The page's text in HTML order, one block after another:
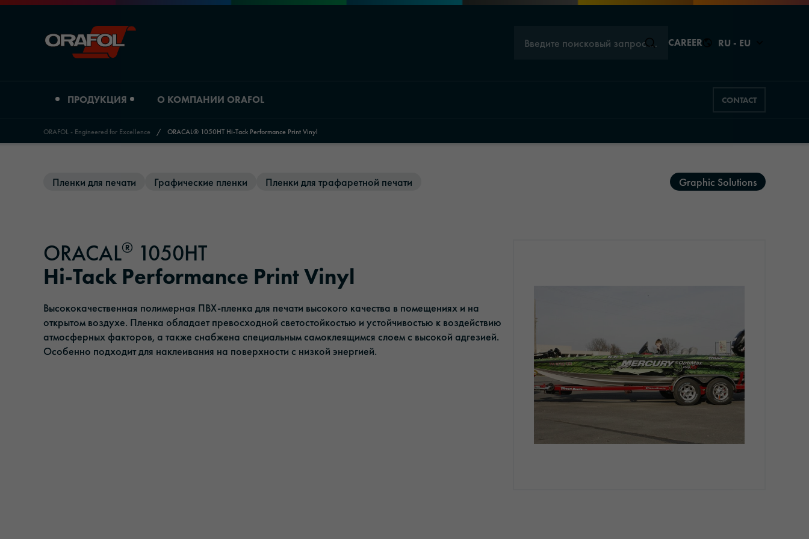
Введите поисковый запрос … CAREER RU - EU
ПРОДУКЦИЯ
Светоотражающие материалы
Клейкие ленты
Солнцезащитная пленка
Пленки для ламинирования и защиты
О КОМПАНИИ ORAFOL
История
Управление
Ответственность
CONTACT
ORAFOL - Engineered for Excellence / ORACAL® 1050HT Hi-Tack Performance Print Vinyl
Пленки для печати Графические пленки Пленки для трафаретной печати Graphic Solutions
ORACAL® 1050HT
Hi-Tack Performance Print Vinyl
Высококачественная полимерная ПВХ-пленка для печати высокого качества в помещениях и на
открытом воздухе. Пленка обладает превосходной светостойкостью и устойчивостью к воздействию
атмосферных факторов, а также снабжена специальным самоклеящимся слоем с высокой адгезией.
Особенно подходит для наклеивания на поверхности с низкой энергией.